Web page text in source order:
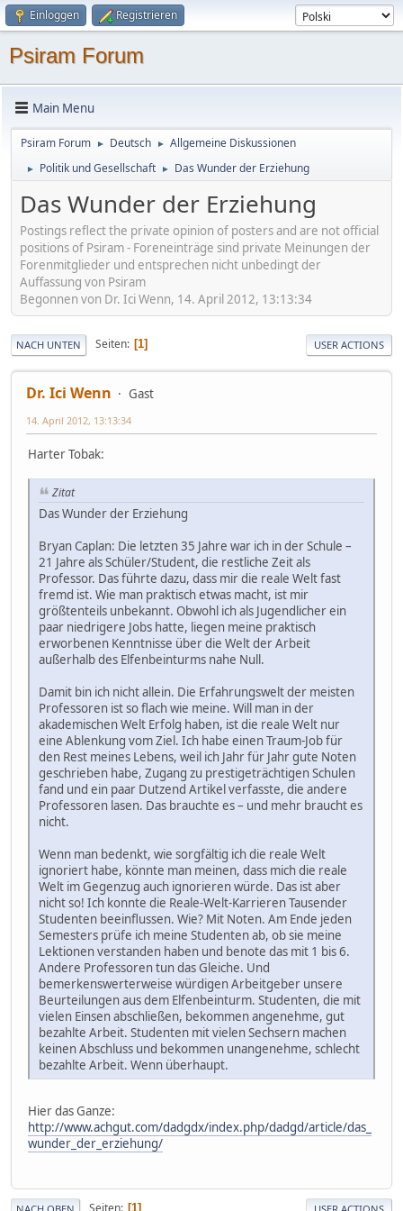
Einloggen Registrieren
Psiram Forum
Main Menu
Psiram Forum ► Deutsch ► Allgemeine Diskussionen
► Politik und Gesellschaft ► Das Wunder der Erziehung
Das Wunder der Erziehung
Postings reflect the private opinion of posters and are not official
positions of Psiram - Foreneinträge sind private Meinungen der
Forenmitglieder und entsprechen nicht unbedingt der
Auffassung von Psiram
Begonnen von Dr. Ici Wenn, 14. April 2012, 13:13:34
NACH UNTEN Seiten 1 USER ACTIONS
Dr. Ici Wenn Gast
14. April 2012, 13:13:34
Harter Tobak:
Zitat
Das Wunder der Erziehung
Bryan Caplan: Die letzten 35 Jahre war ich in der Schule –
21 Jahre als Schüler/Student, die restliche Zeit als
Professor. Das führte dazu, dass mir die reale Welt fast
fremd ist. Wie man praktisch etwas macht, ist mir
größtenteils unbekannt. Obwohl ich als Jugendlicher ein
paar niedrigere Jobs hatte, liegen meine praktisch
erworbenen Kenntnisse über die Welt der Arbeit
außerhalb des Elfenbeinturms nahe Null.
Damit bin ich nicht allein. Die Erfahrungswelt der meisten
Professoren ist so flach wie meine. Will man in der
akademischen Welt Erfolg haben, ist die reale Welt nur
eine Ablenkung vom Ziel. Ich habe einen Traum-Job für
den Rest meines Lebens, weil ich Jahr für Jahr gute Noten
geschrieben habe, Zugang zu prestigeträchtigen Schulen
fand und ein paar Dutzend Artikel verfasste, die andere
Professoren lasen. Das brauchte es – und mehr braucht es
nicht.
Wenn man bedenkt, wie sorgfältig ich die reale Welt
ignoriert habe, könnte man meinen, dass mich die reale
Welt im Gegenzug auch ignorieren würde. Das ist aber
nicht so! Ich konnte die Reale-Welt-Karrieren Tausender
Studenten beeinflussen. Wie? Mit Noten. Am Ende jeden
Semesters prüfe ich meine Studenten ab, ob sie meine
Lektionen verstanden haben und benote das mit 1 bis 6.
Andere Professoren tun das Gleiche. Und
bemerkenswerterweise würdigen Arbeitgeber unsere
Beurteilungen aus dem Elfenbeinturm. Studenten, die mit
vielen Einsen abschließen, bekommen angenehme, gut
bezahlte Arbeit. Studenten mit vielen Sechsern machen
keinen Abschluss und bekommen unangenehme, schlecht
bezahlte Arbeit. Wenn überhaupt.
Hier das Ganze:
http://www.achgut.com/dadgdx/index.php/dadgd/article/das_
wunder_der_erziehung/
1